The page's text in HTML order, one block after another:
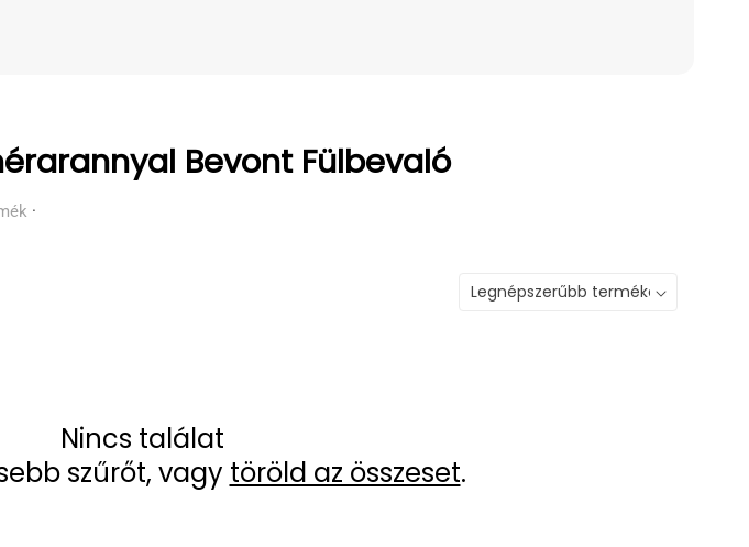
Bevont Fülbevaló
·
Nincs találat
szűrőt, vagy töröld az összeset.